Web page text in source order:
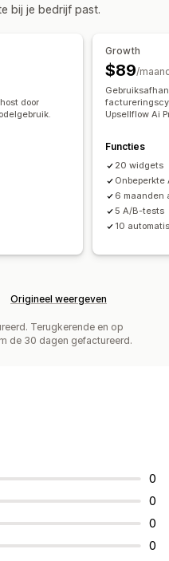
bij je bedrijf past.
door
Growth
$89/
Upsellflow Ai
Functies
20 widgets
6 maanden
5 A/B-tests
10
Origineel weergeven
Terugkerende en op
de 30 dagen gefactureerd.
0
0
0
0